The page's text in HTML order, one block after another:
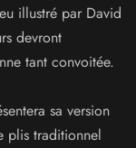
illustré par David
devront
tant convoitée.
sa version
plis traditionnel